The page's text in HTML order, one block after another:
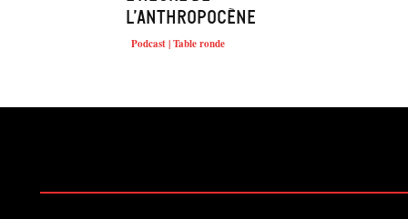
l’Anthropocène
Podcast | Table ronde